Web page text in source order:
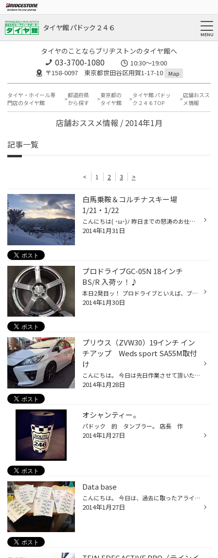
タイヤ館 パドック２４６
タイヤのことならブリヂストンのタイヤ館へ
03-3700-1080
10:30～19:00
〒158-0097 東京都世田谷区用賀1-17-10
Map
タイヤ・ホイール専
門店のタイヤ館
都道府県
から探す
東京都の
タイヤ館
タイヤ館 パドッ
ク２４６TOP
店舗おスス
メ情報
店舗おススメ情報 / 2014年1月
記事一覧
< 1 2 3 >
白馬乗鞍＆コルチナスキー場
1/21・1/22
こんにちは( ･ω･)ﾉ 昨日までの怒涛のお仕事ネタ4連発で、今度は趣味ネタ画像があふれて…。 気付けば1月最終日ってことで、1/21～1/22の白馬乗鞍＆コルチナ画像をUPしますッ！ ・・・ また長文UP中に消えました。。。 画像メインでさらっと 画像1 乗鞍 アルプスホテル前（am6時）。雲の隙間からッ！...
2014年1月31日
プロドライブGC-05N 18インチ
BS/R 入荷ッ！♪
本日2発目ッ！ プロドライブといえば、ブリヂストンホイールのフラッグシップですが… 「現物を見たい」と思っても、なかなかどこのお店にも、 お目当てのデザイン＆カラーは置いてないってことがほとんど。。 昔はメーカーもお店も在庫をたくさん抱えていたので容易に現物にふれることができたのに…...
2014年1月30日
プリウス（ZVW30）19インチ イン
チアップ Weds sport SA55M取付
け
こんにちは。 今日は先日作業させて頂いたプリウスのインチアップ、 19インチのタイヤ・アルミSetの画像をUPいたします！ な・なんと私的（カネサカ）にはとても珍しいお仕事ネタ3連発です…。 先日の日記で紹介させて頂きました CR-ZへのTEIN EDFC ACTIVE PRO（テインイーディーエフシーアクティブ...
2014年1月28日
オシャンティー。
パドック 的 タンブラー。 店長 作
2014年1月27日
Data base
こんにちは。 今日は、過去に取ったアライメントのデータを整理しました。 パドックにきて１年半 その間に私が触らせていただいた分の車両のデータを集めたものです。 全数のデータは保管していませんが、試乗の感覚をメモしたものやレアな車両などを、一応保管しています。これを振り返って見るの...
2014年1月27日